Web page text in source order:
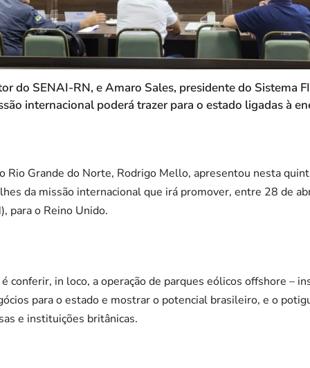
do SENAI-RN, e Amaro Sales, presidente do Sistema
internacional poderá trazer para o estado ligadas à
Rio Grande do Norte, Rodrigo Mello, apresentou nesta
da missão internacional que irá promover, entre 28 de
para o Reino Unido.
conferir, in loco, a operação de parques eólicos offshore –
para o estado e mostrar o potencial brasileiro, e o
e instituições britânicas.